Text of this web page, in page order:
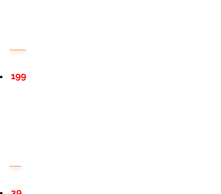
199